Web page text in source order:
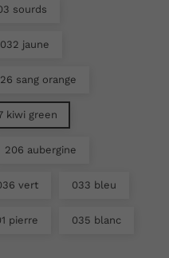
sourds
032 jaune
sang orange
kiwi green
206 aubergine
vert 033 bleu
pierre 035 blanc